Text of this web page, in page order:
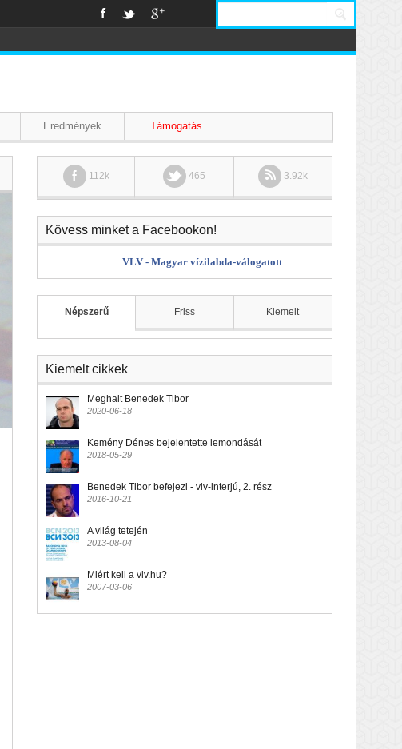
Eredmények Támogatás
112k 465 3.92k
Kövess minket a Facebookon!
VLV - Magyar vízilabda-válogatott
Népszerű Friss Kiemelt
Kiemelt cikkek
Meghalt Benedek Tibor
2020-06-18
Kemény Dénes bejelentette lemondását
2018-05-29
Benedek Tibor befejezi - vlv-interjú, 2. rész
2016-10-21
A világ tetején
2013-08-04
Miért kell a vlv.hu?
2007-03-06